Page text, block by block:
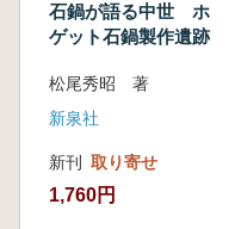
石鍋が語る中世 ホ
ゲット石鍋製作遺跡
松尾秀昭 著
新泉社
新刊 取り寄せ
1,760円